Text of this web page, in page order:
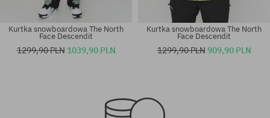
Kurtka snowboardowa The North
Face Descendit
1299,90 PLN 1039,90 PLN
Kurtka snowboardowa The North
Face Descendit
1299,90 PLN909,90 PLN